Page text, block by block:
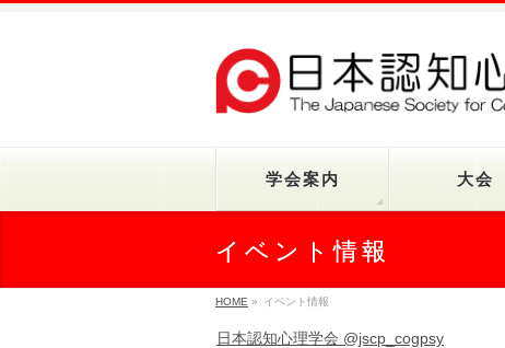
学会案内 大会
イベント情報
HOME » イベント情報
日本認知心理学会 @jscp_cogpsy